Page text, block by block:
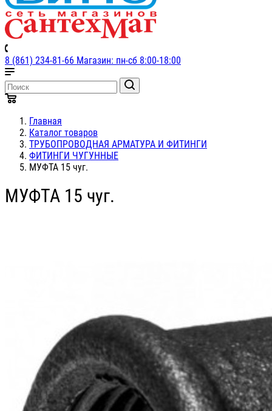
8 (861) 234-81-66 Магазин: пн-сб 8:00-18:00
Главная
Каталог товаров
ТРУБОПРОВОДНАЯ АРМАТУРА И ФИТИНГИ
ФИТИНГИ ЧУГУННЫЕ
МУФТА 15 чуг.
МУФТА 15 чуг.